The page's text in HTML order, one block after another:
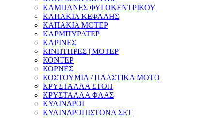
ΚΑΜΠΑΝΕΣ ΦΥΓΟΚΕΝΤΡΙΚΟΥ
ΚΑΠΑΚΙΑ ΚΕΦΑΛΗΣ
ΚΑΠΑΚΙΑ ΜΟΤΕΡ
ΚΑΡΜΠΥΡΑΤΕΡ
ΚΑΡΙΝΕΣ
ΚΙΝΗΤΗΡΕΣ | ΜΟΤΕΡ
ΚΟΝΤΕΡ
ΚΟΡΝΕΣ
ΚΟΣΤΟΥΜΙΑ / ΠΛΑΣΤΙΚΑ ΜΟΤΟ
ΚΡΥΣΤΑΛΛΑ ΣΤΟΠ
ΚΡΥΣΤΑΛΛΑ ΦΛΑΣ
ΚΥΛΙΝΔΡΟΙ
ΚΥΛΙΝΔΡΟΠΙΣΤΟΝΑ ΣΕΤ